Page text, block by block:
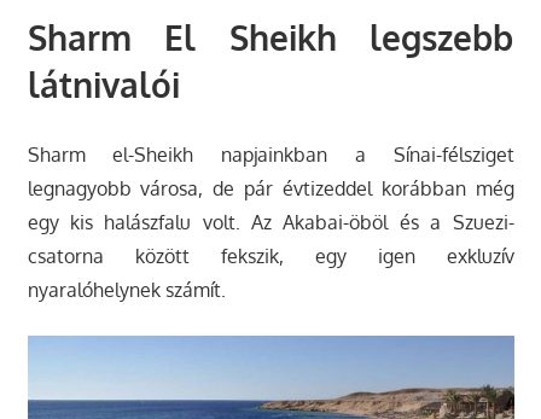
Sharm El Sheikh legszebb
látnivalói
Sharm el-Sheikh napjainkban a Sínai-félsziget
legnagyobb városa, de pár évtizeddel korábban még
egy kis halászfalu volt. Az Akabai-öböl és a Szuezi-
csatorna között fekszik, egy igen exkluzív
nyaralóhelynek számít.